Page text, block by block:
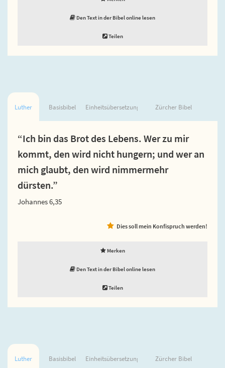
Den Text in der Bibel online lesen
Teilen
Luther Basisbibel Einheitsübersetzung Zürcher Bibel
“Ich bin das Brot des Lebens. Wer zu mir
kommt, den wird nicht hungern; und wer an
mich glaubt, den wird nimmermehr
dürsten.”
Johannes 6,35
Dies soll mein Konfispruch werden!
Merken
Den Text in der Bibel online lesen
Teilen
Luther Basisbibel Einheitsübersetzung Zürcher Bibel